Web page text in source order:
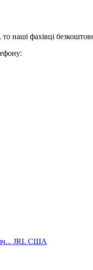
наші фахівці
JRL США